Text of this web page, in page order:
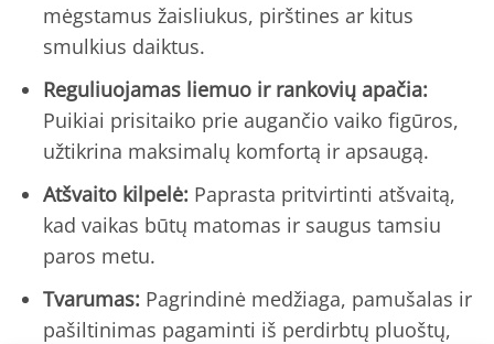
mėgstamus žaisliukus, pirštines ar kitus
smulkius daiktus.
Reguliuojamas liemuo ir rankovių apačia:
Puikiai prisitaiko prie augančio vaiko figūros,
užtikrina maksimalų komfortą ir apsaugą.
Atšvaito kilpelė: Paprasta pritvirtinti atšvaitą,
kad vaikas būtų matomas ir saugus tamsiu
paros metu.
Tvarumas: Pagrindinė medžiaga, pamušalas ir
pašiltinimas pagaminti iš perdirbtų pluoštų,